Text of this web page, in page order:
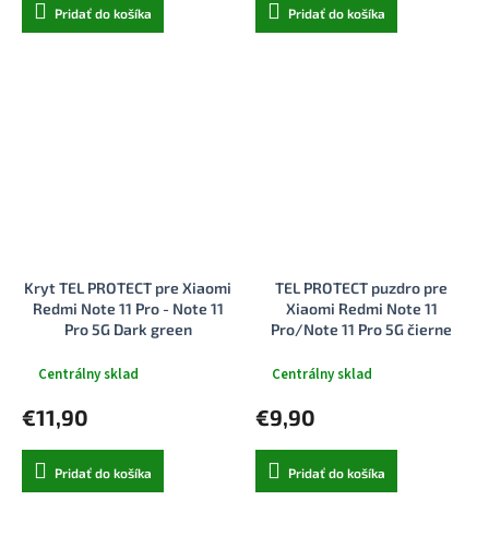
Pridať do košíka Pridať do košíka
Kryt TEL PROTECT pre Xiaomi
Redmi Note 11 Pro - Note 11
Pro 5G Dark green
Centrálny sklad
€11,90
Pridať do košíka
TEL PROTECT puzdro pre
Xiaomi Redmi Note 11
Pro/Note 11 Pro 5G čierne
Centrálny sklad
€9,90
Pridať do košíka